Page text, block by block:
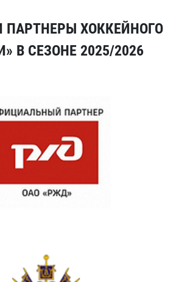
ХОККЕЙНОГО
В СЕЗОНЕ 2025/2026